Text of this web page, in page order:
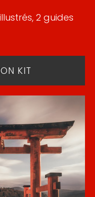
2 guides
KIT